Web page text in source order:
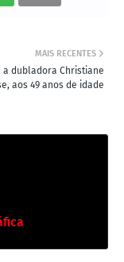
MAIS RECENTES
a dubladora Christiane
aos 49 anos de idade